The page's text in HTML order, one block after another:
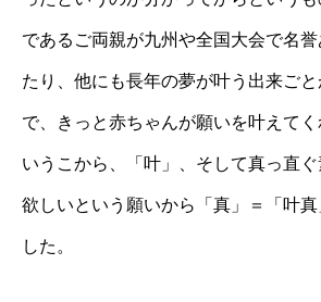
であるご両親が九州や全国大会で名
たり、他にも長年の夢が叶う出来ご
で、きっと赤ちゃんが願いを叶えて
いうこから、「叶」、そして真っ直
欲しいという願いから「真」＝「叶真
した。